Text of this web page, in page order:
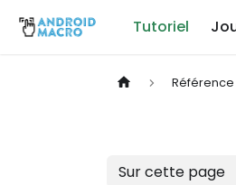
Tutoriel
Référence
Sur cette page